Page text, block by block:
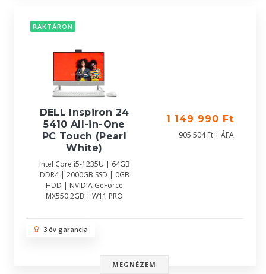
RAKTÁRON
DELL Inspiron 24
5410 All-in-One
PC Touch (Pearl
White)
Intel Core i5-1235U | 64GB
DDR4 | 2000GB SSD | 0GB
HDD | NVIDIA GeForce
MX550 2GB | W11 PRO
1 149 990 Ft
905 504 Ft + ÁFA
3 év garancia
MEGNÉZEM